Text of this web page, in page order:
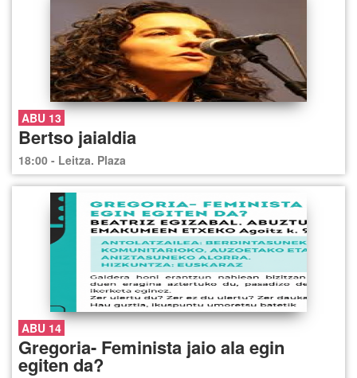
ABU 13
Bertso jaialdia
18:00 - Leitza. Plaza
ABU 14
Gregoria- Feminista jaio ala egin
egiten da?